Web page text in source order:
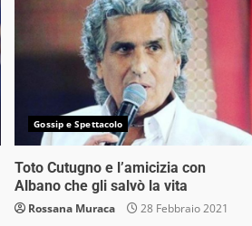
Gossip e Spettacolo
Toto Cutugno e l’amicizia con
Albano che gli salvò la vita
Rossana Muraca 28 Febbraio 2021